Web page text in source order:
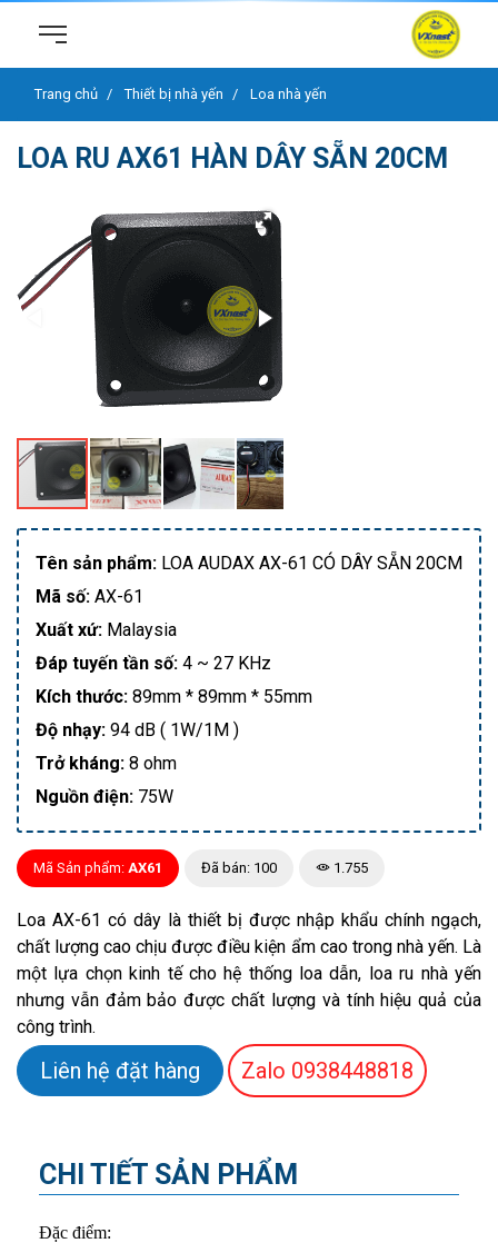
Trang chủ Thiết bị nhà yến Loa nhà yến
LOA RU AX61 HÀN DÂY SẴN 20CM
Tên sản phẩm: LOA AUDAX AX-61 CÓ DÂY SẴN 20CM
Mã số: AX-61
Xuất xứ: Malaysia
Đáp tuyến tần số: 4 ~ 27 KHz
Kích thước: 89mm * 89mm * 55mm
Độ nhạy: 94 dB ( 1W/1M )
Trở kháng: 8 ohm
Nguồn điện: 75W
Mã Sản phẩm: AX61 Đã bán: 100 1.755
Loa AX-61 có dây là thiết bị được nhập khẩu chính ngạch,
chất lượng cao chịu được điều kiện ẩm cao trong nhà yến. Là
một lựa chọn kinh tế cho hệ thống loa dẫn, loa ru nhà yến
nhưng vẫn đảm bảo được chất lượng và tính hiệu quả của
công trình.
Liên hệ đặt hàng Zalo 0938448818
CHI TIẾT SẢN PHẨM
Đặc điểm: